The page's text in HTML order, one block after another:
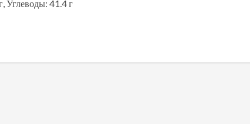
Углеводы: 41.4 г